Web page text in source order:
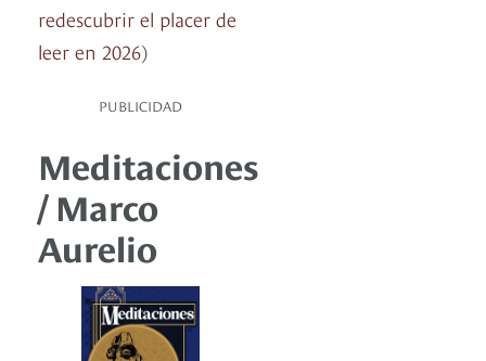
redescubrir el placer de
leer en 2026)
PUBLICIDAD
Meditaciones
/ Marco
Aurelio